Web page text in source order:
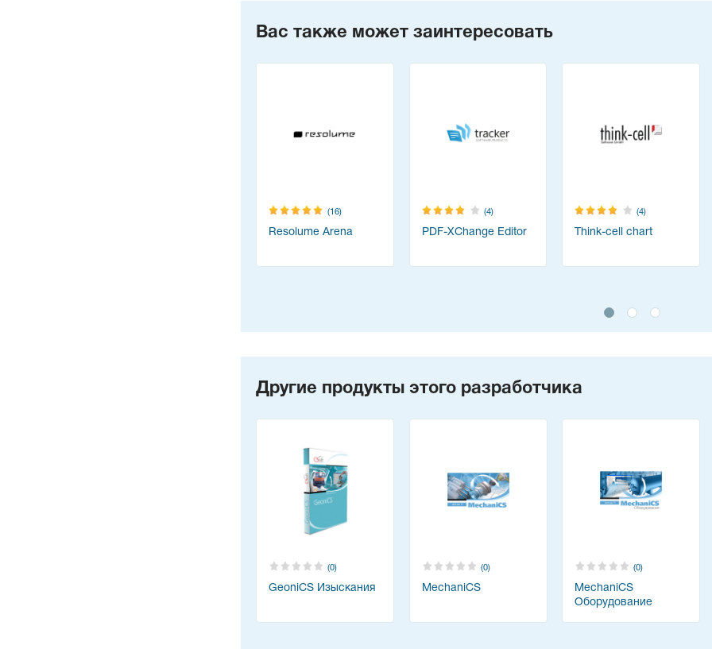
Вас также может заинтересовать
(16)
Resolume Arena
(4)
PDF-XChange Editor
(4)
Think-cell chart
Другие продукты этого разработчика
(0)
GeoniCS Изыскания
(0)
MechaniCS
(0)
MechaniCS
Оборудование